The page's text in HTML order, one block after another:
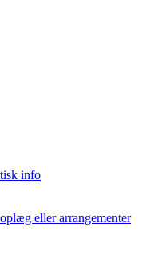
info
eller arrangementer